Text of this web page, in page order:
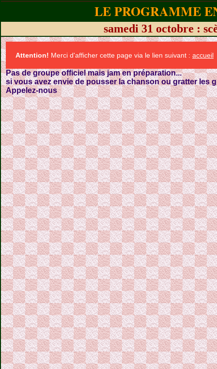
LE PROGRAMME
samedi 31 octobre :
Attention! Merci d'afficher cette page via le lien suivant : accueil
Pas de groupe officiel mais jam en préparation...
si vous avez envie de pousser la chanson ou gratter les
Appelez-nous